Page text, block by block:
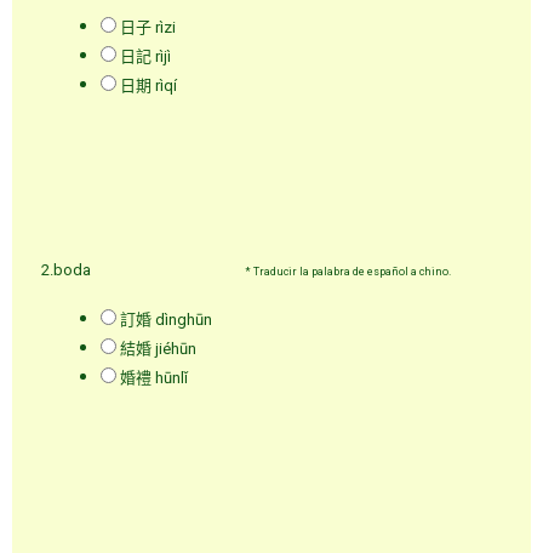
日子 rìzi
日記 rìjì
日期 rìqí
2.boda * Traducir la palabra de español a chino.
訂婚 dìnghūn
結婚 jiéhūn
婚禮 hūnlǐ